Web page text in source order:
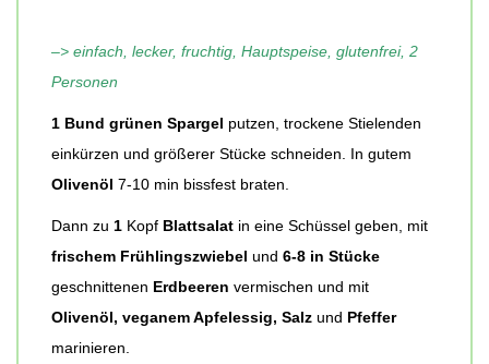
–> einfach, lecker, fruchtig, Hauptspeise, glutenfrei, 2
Personen
1 Bund grünen Spargel putzen, trockene Stielenden
einkürzen und größerer Stücke schneiden. In gutem
Olivenöl 7-10 min bissfest braten.
Dann zu 1 Kopf Blattsalat in eine Schüssel geben, mit
frischem Frühlingszwiebel und 6-8 in Stücke
geschnittenen Erdbeeren vermischen und mit
Olivenöl, veganem Apfelessig, Salz und Pfeffer
marinieren.